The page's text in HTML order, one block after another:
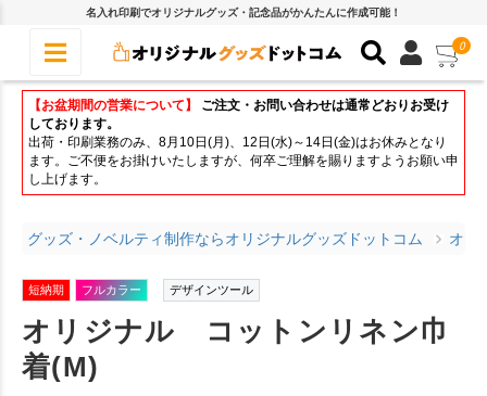
名入れ印刷でオリジナルグッズ・記念品がかんたんに作成可能！
0
【お盆期間の営業について】
ご注文・お問い合わせは通常どおりお受け
しております。
出荷・印刷業務のみ、8月10日(月)、12日(水)～14日(金)はお休みとなり
ます。ご不便をお掛けいたしますが、何卒ご理解を賜りますようお願い申
し上げます。
グッズ・ノベルティ制作ならオリジナルグッズドットコム オリ
短納期 フルカラー デザインツール
オリジナル コットンリネン巾
着(M)